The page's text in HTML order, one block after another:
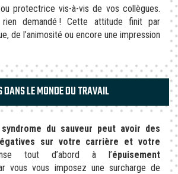
protectrice vis-à-vis de vos collègues.
rien demandé ! Cette attitude finit par
de l’animosité ou encore une impression
DANS LE MONDE DU TRAVAIL
du sauveur peut avoir des
sur votre carrière et votre
tout d’abord à l’épuisement
vous vous imposez une surcharge de